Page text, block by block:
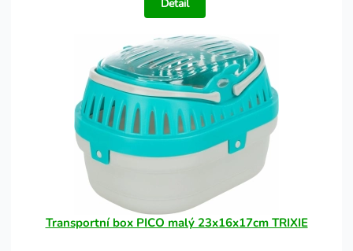
Detail
Transportní box PICO malý 23x16x17cm TRIXIE